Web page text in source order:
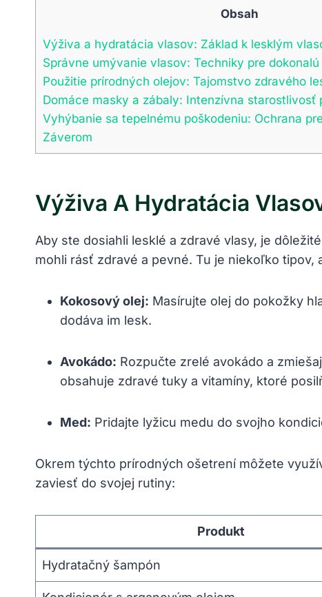
Obsah
Výživa a hydratácia vlasov: Základ k lesklým
Správne umývanie vlasov: Techniky pre
Použitie prírodných olejov: Tajomstvo zdravého
Domáce masky a zábaly: Intenzívna starostlivosť
Vyhýbanie sa tepelnému poškodeniu: Ochrana
Záverom
Výživa A Hydratácia
Aby ste dosiahli lesklé a zdravé vlasy, je
mohli rásť zdravé a pevné. Tu je niekoľko
Kokosový olej: Masírujte olej do pokožky
dodáva im lesk.
Avokádo: Rozpučte zrelé avokádo a
obsahuje zdravé tuky a vitamíny, ktoré
Med: Pridajte lyžicu medu do svojho
Okrem týchto prírodných ošetrení môžete
zaviesť do svojej rutiny:
Produkt
Hydratačný šampón